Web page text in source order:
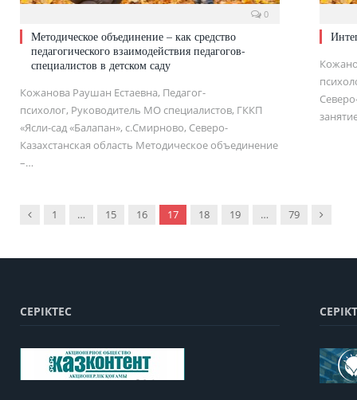
0
Методическое объединение – как средство
педагогического взаимодействия педагогов-
специалистов в детском саду
Кожанова Раушан Естаевна, Педагог-
психолог, Руководитель МО специалистов, ГККП
«Ясли-сад «Балапан», с.Смирново, Северо-
Казахстанская область Методическое объединение
–…
Previous
1 … 15 16 17 18 19 … 79 Next
СЕРІКТЕС